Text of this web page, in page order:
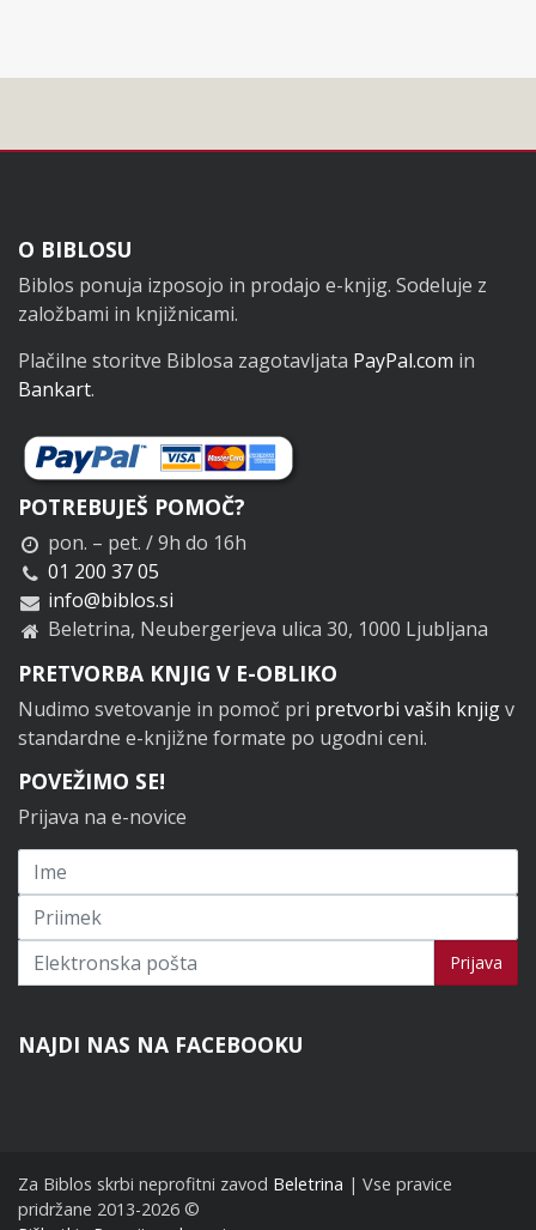
Noga
O BIBLOSU
Biblos ponuja izposojo in prodajo e-knjig. Sodeluje z
založbami in knjižnicami.
Plačilne storitve Biblosa zagotavljata PayPal.com in
Bankart.
POTREBUJEŠ POMOČ?
pon. – pet. / 9h do 16h
01 200 37 05
info@biblos.si
Beletrina, Neubergerjeva ulica 30, 1000 Ljubljana
PRETVORBA KNJIG V E-OBLIKO
Nudimo svetovanje in pomoč pri pretvorbi vaših knjigv
standardne e-knjižne formate po ugodni ceni.
POVEŽIMO SE!
Prijava na e-novice
Prijavi se na novice Prijava
NAJDI NAS NA FACEBOOKU
Za Biblos skrbi neprofitni zavod Beletrina | Vse pravice
pridržane 2013-2026 ©